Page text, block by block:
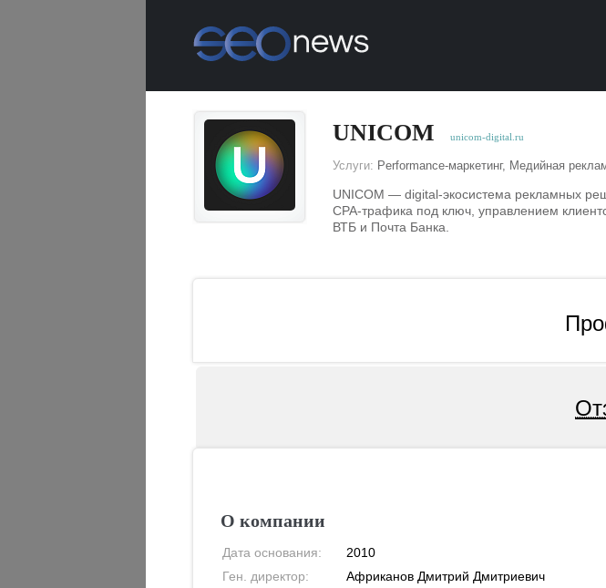
UNICOM unicom-digital.ru
Услуги: Performance-маркетинг, Медийная
UNICOM — digital-экосистема рекламных
CPA-трафика под ключ, управлением
ВТБ и Почта Банка.
О компании
Дата основания:
2010
Ген. директор:
Африканов Дмитрий Дмитриевич